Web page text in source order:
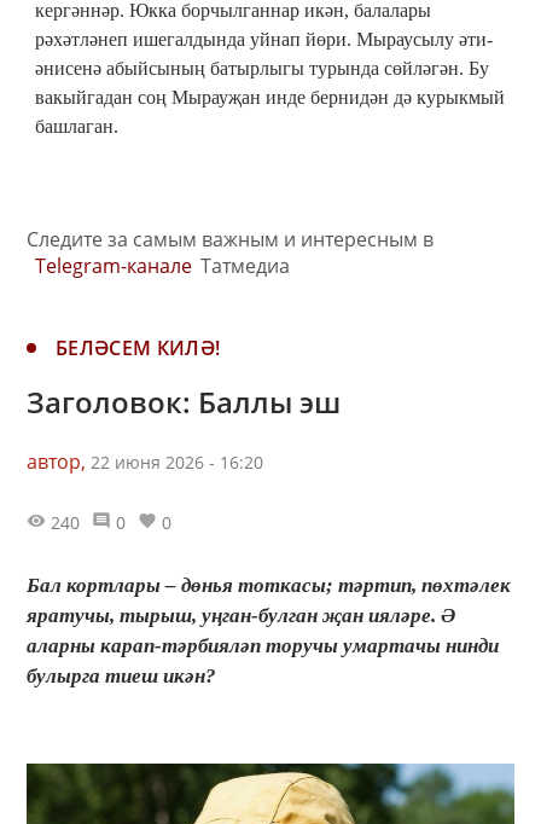
кергәннәр. Юкка борчылганнар икән, балалары
рәхәтләнеп ишегалдында уйнап йөри. Мыраусылу әти-
әнисенә абыйсының батырлыгы турында сөйләгән. Бу
вакыйгадан соң Мырауҗан инде бернидән дә курыкмый
башлаган.
Следите за самым важным и интересным в
Telegram-канале Татмедиа
БЕЛӘСЕМ КИЛӘ!
Заголовок: Баллы эш
автор, 22 июня 2026 - 16:20
240 0 0
Бал кортлары – дөнья тоткасы; тәртип, пөхтәлек
яратучы, тырыш, уңган-булган җан ияләре. Ә
аларны карап-тәрбияләп торучы умартачы нинди
булырга тиеш икән?